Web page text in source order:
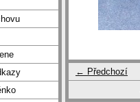
← Předchozí